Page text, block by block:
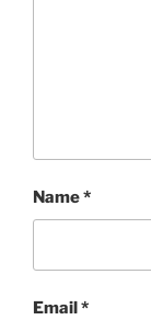
Name*
Email*